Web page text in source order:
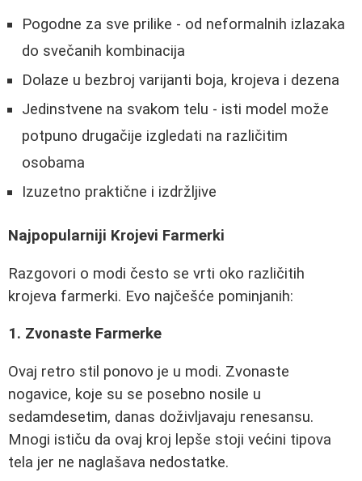
Pogodne za sve prilike - od neformalnih izlazaka
do svečanih kombinacija
Dolaze u bezbroj varijanti boja, krojeva i dezena
Jedinstvene na svakom telu - isti model može
potpuno drugačije izgledati na različitim
osobama
Izuzetno praktične i izdržljive
Najpopularniji Krojevi Farmerki
Razgovori o modi često se vrti oko različitih
krojeva farmerki. Evo najčešće pominjanih:
1. Zvonaste Farmerke
Ovaj retro stil ponovo je u modi. Zvonaste
nogavice, koje su se posebno nosile u
sedamdesetim, danas doživljavaju renesansu.
Mnogi ističu da ovaj kroj lepše stoji većini tipova
tela jer ne naglašava nedostatke.